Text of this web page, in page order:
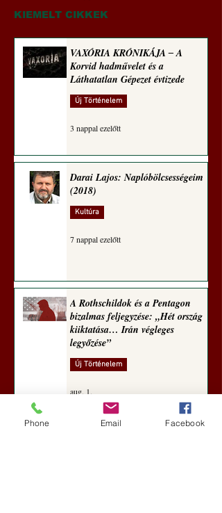
KIEMELT CIKKEK
VAXÓRIA KRÓNIKÁJA ‒ A
Korvid hadművelet és a
Láthatatlan Gépezet évtizede
Új Történelem
3 nappal ezelőtt
Darai Lajos: Naplóbölcsességeim
(2018)
Kultúra
7 nappal ezelőtt
A Rothschildok és a Pentagon
bizalmas feljegyzése: „Hét ország
kiiktatása… Irán végleges
legyőzése”
Új Történelem
aug. 1.
Geostratégiai dosszié: a háború,
Phone Email Facebook